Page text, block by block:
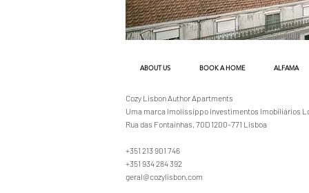
ABOUT US BOOK A HOME ALFAMA
Cozy Lisbon Author Apartments
Uma marca Imolissippo Investimentos Imobiliários
Rua das Fontaínhas, 70D 1200-771 Lisboa
+351 213 901 746
+351 934 284 392
geral@cozylisbon.com